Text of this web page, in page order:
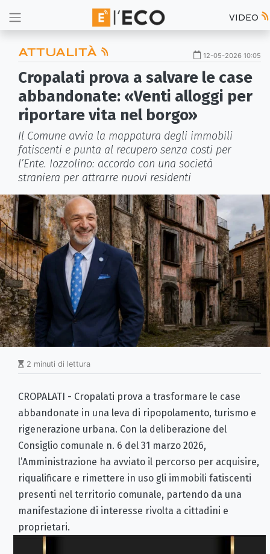
VIDEO
ATTUALITÀ 12-05-2026 10:05
Cropalati prova a salvare le case
abbandonate: «Venti alloggi per
riportare vita nel borgo»
Il Comune avvia la mappatura degli immobili
fatiscenti e punta al recupero senza costi per
l’Ente. Iozzolino: accordo con una società
straniera per attrarre nuovi residenti
2 minuti di lettura
CROPALATI - Cropalati prova a trasformare le case
abbandonate in una leva di ripopolamento, turismo e
rigenerazione urbana. Con la deliberazione del
Consiglio comunale n. 6 del 31 marzo 2026,
l’Amministrazione ha avviato il percorso per acquisire,
riqualificare e rimettere in uso gli immobili fatiscenti
presenti nel territorio comunale, partendo da una
manifestazione di interesse rivolta a cittadini e
proprietari.